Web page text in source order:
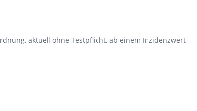
aktuell ohne Testpflicht, ab einem Inzidenzwert